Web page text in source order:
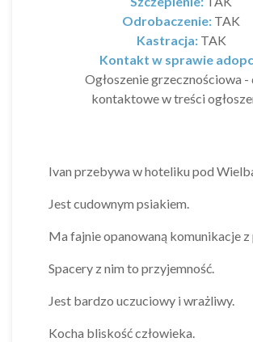
Odrobaczenie: TAK
Kastracja:TAK
Kontakt w sprawie
Ogłoszenie grzecznościowa -
kontaktowe w treści
Ivan przebywa w hoteliku pod
Jest cudownym psiakiem.
Ma fajnie opanowaną komunikacje z
Spacery z nim to przyjemność.
Jest bardzo uczuciowy i wrażliwy.
Kocha bliskość człowieka.